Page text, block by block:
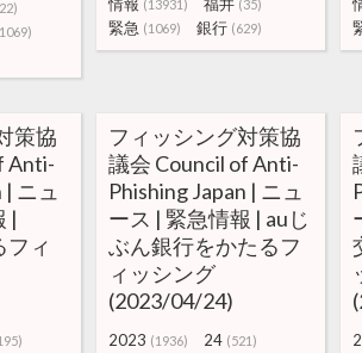
(13931) (35)
緊急 (1069) 銀行 (629)
策協
Anti-
ニュ
|
フィ
フィッシング対策協
議会 Council of Anti-
Phishing Japan | ニュ
ース | 緊急情報 | auじ
ぶん銀行をかたるフ
ィッシング
(2023/04/24)
2023 (1936) 24 (521)